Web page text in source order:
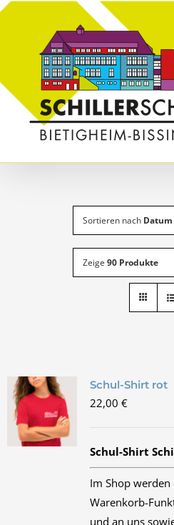
Skip
Sortieren nach Datum
Zeige 90 Produkte
Schul-Shirt rot
22,00 €
Schul-Shirt
Im Shop
Warenkorb-
und an uns